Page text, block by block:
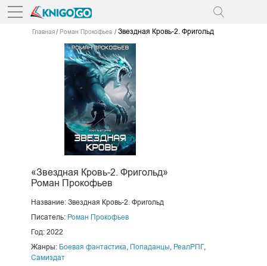
Главная Роман Прокофьев Звездная Кровь-2. Фригольд
«Звездная Кровь-2. Фригольд»
Роман Прокофьев
Название: Звездная Кровь-2. Фригольд
Писатель: Роман Прокофьев
Год: 2022
Жанры: Боевая фантастика Попаданцы РеалРПГ,
Самиздат